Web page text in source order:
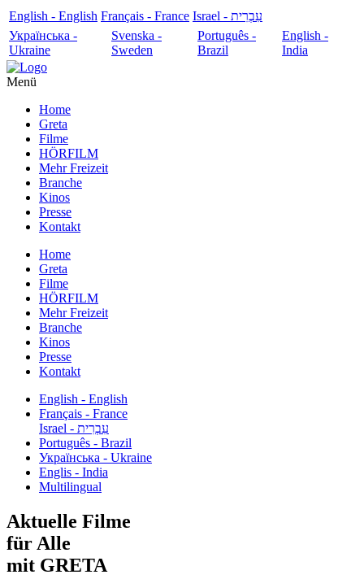
English - English Français - France
עִבְרִית - Israel
Українська -
Ukraine
Svenska -
Sweden
Português -
Brazil
English -
India
Menü
Home
Greta
Filme
HÖRFILM
Mehr Freizeit
Branche
Kinos
Presse
Kontakt
Home
Greta
Filme
HÖRFILM
Mehr Freizeit
Branche
Kinos
Presse
Kontakt
English - English
Français - France
עִבְרִית - Israel
Português - Brazil
Українська - Ukraine
Englis - India
Multilingual
Aktuelle Filme
für Alle
mit GRETA